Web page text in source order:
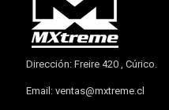
Dirección: Freire 420 , Cúrico.
Email: ventas@mxtreme.cl